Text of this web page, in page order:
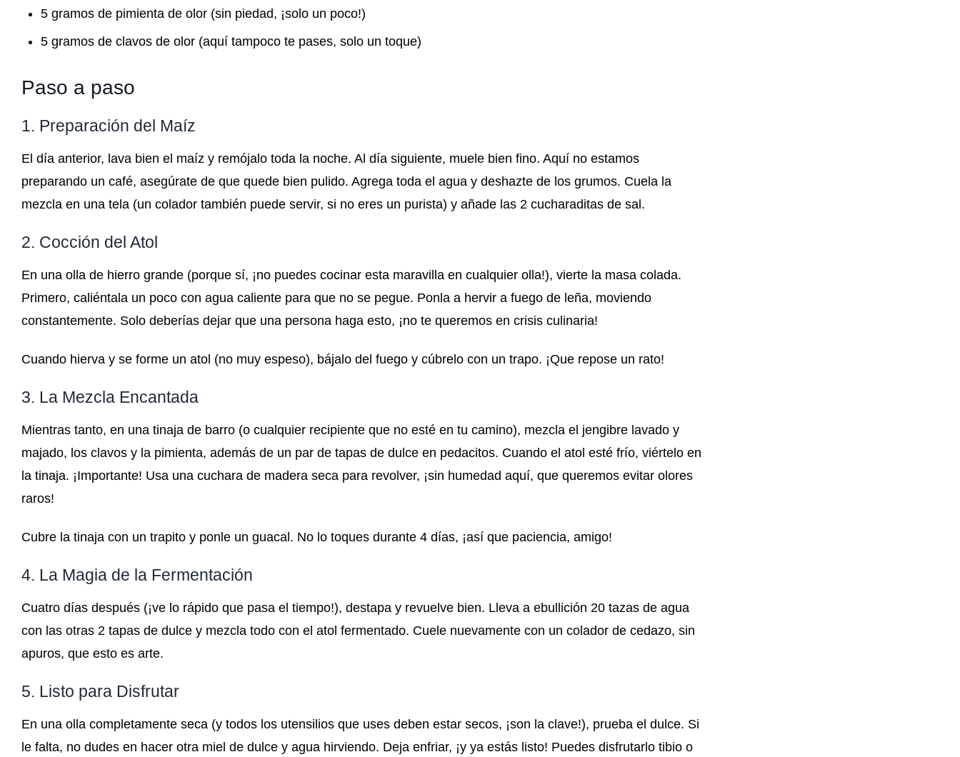
5 gramos de pimienta de olor (sin piedad, ¡solo un poco!)
5 gramos de clavos de olor (aquí tampoco te pases, solo un toque)
Paso a paso
1. Preparación del Maíz
El día anterior, lava bien el maíz y remójalo toda la noche. Al día siguiente, muele bien fino. Aquí no estamos
preparando un café, asegúrate de que quede bien pulido. Agrega toda el agua y deshazte de los grumos. Cuela la
mezcla en una tela (un colador también puede servir, si no eres un purista) y añade las 2 cucharaditas de sal.
2. Cocción del Atol
En una olla de hierro grande (porque sí, ¡no puedes cocinar esta maravilla en cualquier olla!), vierte la masa colada.
Primero, caliéntala un poco con agua caliente para que no se pegue. Ponla a hervir a fuego de leña, moviendo
constantemente. Solo deberías dejar que una persona haga esto, ¡no te queremos en crisis culinaria!
Cuando hierva y se forme un atol (no muy espeso), bájalo del fuego y cúbrelo con un trapo. ¡Que repose un rato!
3. La Mezcla Encantada
Mientras tanto, en una tinaja de barro (o cualquier recipiente que no esté en tu camino), mezcla el jengibre lavado y
majado, los clavos y la pimienta, además de un par de tapas de dulce en pedacitos. Cuando el atol esté frío, viértelo en
la tinaja. ¡Importante! Usa una cuchara de madera seca para revolver, ¡sin humedad aquí, que queremos evitar olores
raros!
Cubre la tinaja con un trapito y ponle un guacal. No lo toques durante 4 días, ¡así que paciencia, amigo!
4. La Magia de la Fermentación
Cuatro días después (¡ve lo rápido que pasa el tiempo!), destapa y revuelve bien. Lleva a ebullición 20 tazas de agua
con las otras 2 tapas de dulce y mezcla todo con el atol fermentado. Cuele nuevamente con un colador de cedazo, sin
apuros, que esto es arte.
5. Listo para Disfrutar
En una olla completamente seca (y todos los utensilios que uses deben estar secos, ¡son la clave!), prueba el dulce. Si
le falta, no dudes en hacer otra miel de dulce y agua hirviendo. Deja enfriar, ¡y ya estás listo! Puedes disfrutarlo tibio o